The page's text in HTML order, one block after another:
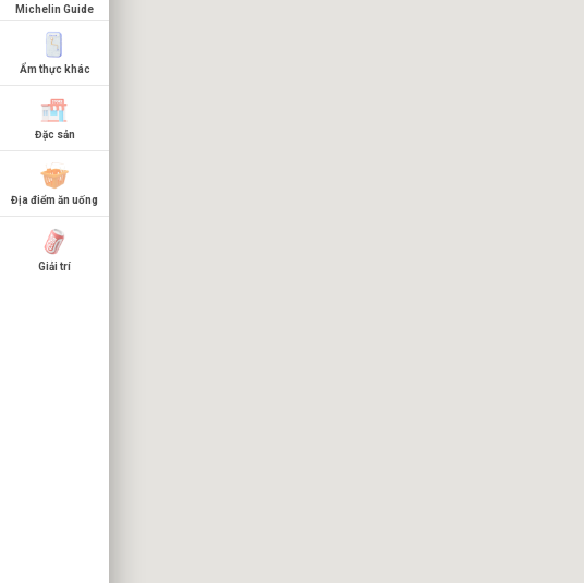
Michelin Guide
Ẩm thực khác
Đặc sản
Địa điểm ăn uống
Giải trí